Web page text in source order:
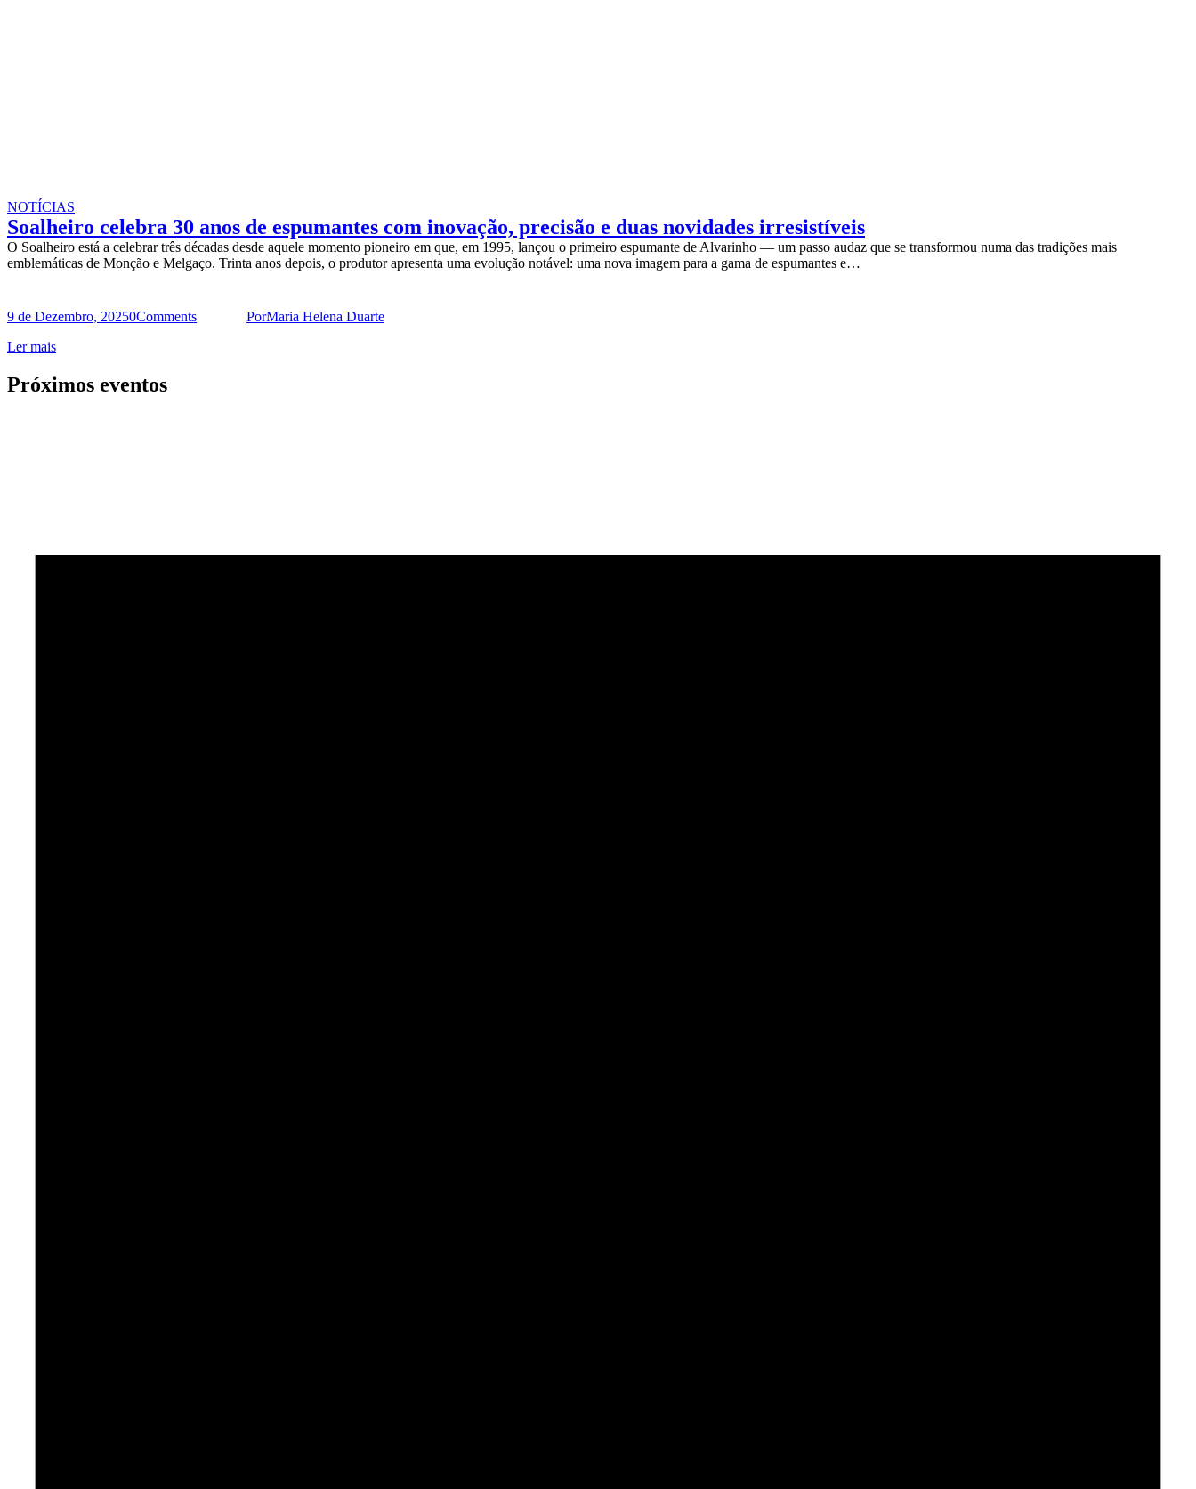
NOTÍCIAS
Soalheiro celebra 30 anos de espumantes com inovação, precisão e duas novidades irresistíveis
O Soalheiro está a celebrar três décadas desde aquele momento pioneiro em que, em 1995, lançou o primeiro espumante de Alvarinho — um passo audaz que se transformou numa das tradições mais
emblemáticas de Monção e Melgaço. Trinta anos depois, o produtor apresenta uma evolução notável: uma nova imagem para a gama de espumantes e…
9 de Dezembro, 20250Comments PorMaria Helena Duarte
Ler mais
Próximos eventos